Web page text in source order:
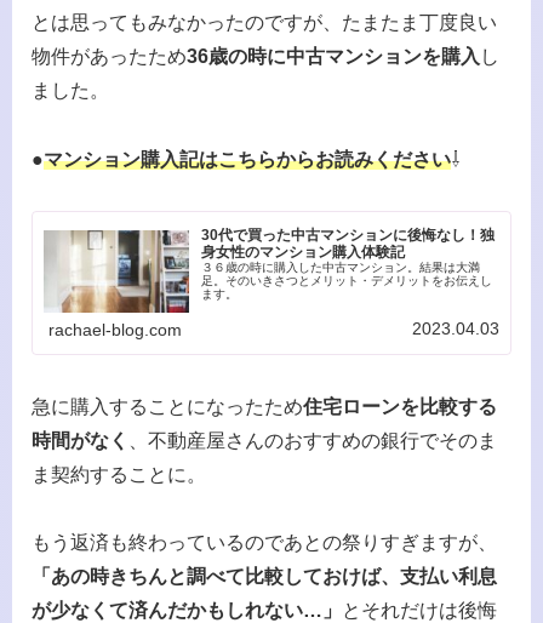
とは思ってもみなかったのですが、たまたま丁度良い
物件があったため36歳の時に中古マンションを購入 し
ました。
●マンション購入記はこちらからお読みください⇩
30代で買った中古マンションに後悔なし！独
身女性のマンション購入体験記
３６歳の時に購入した中古マンション。結果は大満
足。そのいきさつとメリット・デメリットをお伝えし
ます。
rachael-blog.com 2023.04.03
急に購入することになったため住宅ローンを比較する
時間がなく
、不動産屋さんのおすすめの銀行でそのま
ま契約することに。
もう返済も終わっているのであとの祭りすぎますが、
「あの時きちんと調べて比較しておけば、支払い利息
が少なくて済んだかもしれない…」
とそれだけは後悔